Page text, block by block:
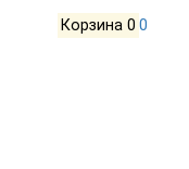
Корзина 0 0